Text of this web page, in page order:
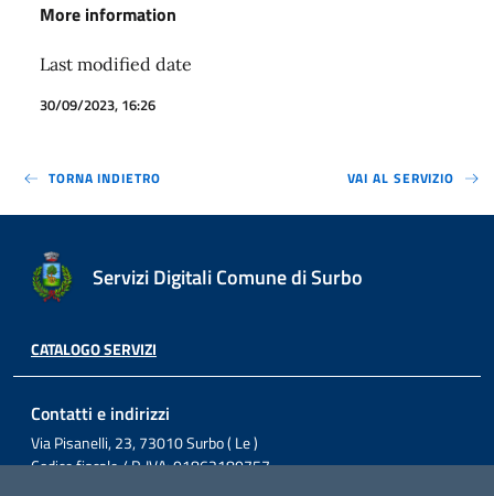
More information
Last modified date
30/09/2023, 16:26
TORNA INDIETRO VAI AL SERVIZIO
Servizi Digitali Comune di Surbo
CATALOGO SERVIZI
Contatti e indirizzi
Via Pisanelli, 23, 73010 Surbo ( Le )
Codice fiscale / P. IVA: 01862180757